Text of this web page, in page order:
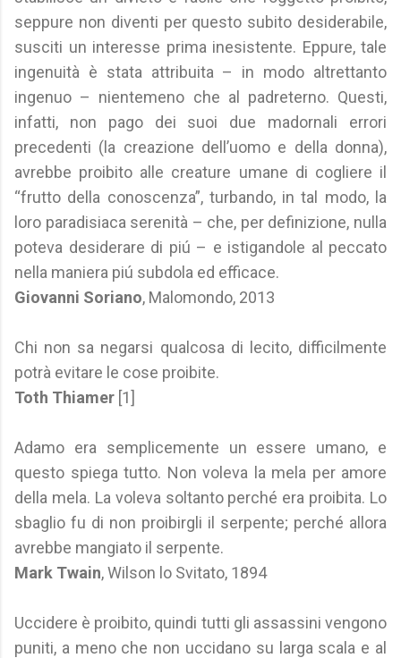
seppure non diventi per questo subito desiderabile,
susciti un interesse prima inesistente. Eppure, tale
ingenuità è stata attribuita – in modo altrettanto
ingenuo – nientemeno che al padreterno. Questi,
infatti, non pago dei suoi due madornali errori
precedenti (la creazione dell’uomo e della donna),
avrebbe proibito alle creature umane di cogliere il
“frutto della conoscenza”, turbando, in tal modo, la
loro paradisiaca serenità – che, per definizione, nulla
poteva desiderare di piú – e istigandole al peccato
nella maniera piú subdola ed efficace.
Giovanni Soriano, Malomondo, 2013
Chi non sa negarsi qualcosa di lecito, difficilmente
potrà evitare le cose proibite.
Toth Thiamer [1]
Adamo era semplicemente un essere umano, e
questo spiega tutto. Non voleva la mela per amore
della mela. La voleva soltanto perché era proibita. Lo
sbaglio fu di non proibirgli il serpente; perché allora
avrebbe mangiato il serpente.
Mark Twain, Wilson lo Svitato, 1894
Uccidere è proibito, quindi tutti gli assassini vengono
puniti, a meno che non uccidano su larga scala e al